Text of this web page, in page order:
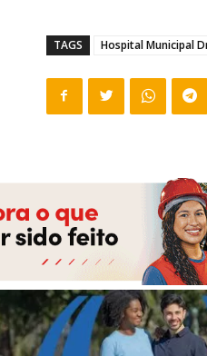
TAGS Hospital Municipal